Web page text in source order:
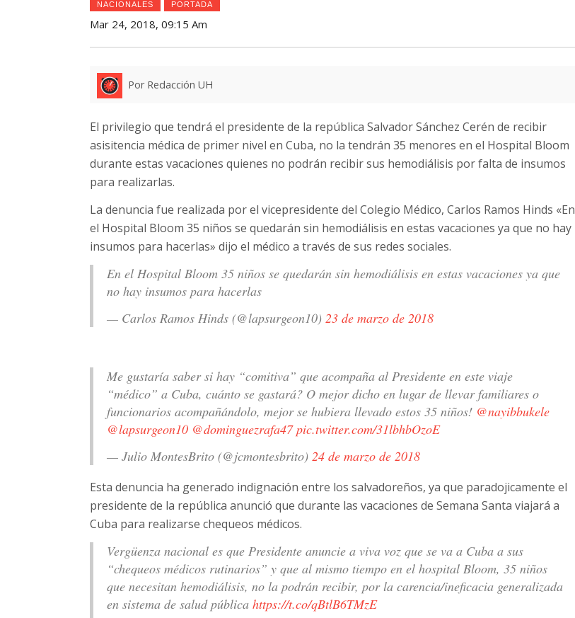
NACIONALES PORTADA
Mar 24, 2018, 09:15 Am
Por Redacción UH
El privilegio que tendrá el presidente de la república Salvador Sánchez Cerén de recibir
asisitencia médica de primer nivel en Cuba, no la tendrán 35 menores en el Hospital Bloom
durante estas vacaciones quienes no podrán recibir sus hemodiálisis por falta de insumos
para realizarlas.
La denuncia fue realizada por el vicepresidente del Colegio Médico, Carlos Ramos Hinds «En
el Hospital Bloom 35 niños se quedarán sin hemodiálisis en estas vacaciones ya que no hay
insumos para hacerlas» dijo el médico a través de sus redes sociales.
En el Hospital Bloom 35 niños se quedarán sin hemodiálisis en estas vacaciones ya que
no hay insumos para hacerlas
— Carlos Ramos Hinds (@lapsurgeon10) 23 de marzo de 2018
Me gustaría saber si hay “comitiva” que acompaña al Presidente en este viaje
“médico” a Cuba, cuánto se gastará? O mejor dicho en lugar de llevar familiares o
funcionarios acompañándolo, mejor se hubiera llevado estos 35 niños! @nayibbukele
@lapsurgeon10 @dominguezrafa47 pic.twitter.com/31lbhbOzoE
— Julio MontesBrito (@jcmontesbrito) 24 de marzo de 2018
Esta denuncia ha generado indignación entre los salvadoreños, ya que paradojicamente el
presidente de la república anunció que durante las vacaciones de Semana Santa viajará a
Cuba para realizarse chequeos médicos.
Vergüenza nacional es que Presidente anuncie a viva voz que se va a Cuba a sus
“chequeos médicos rutinarios” y que al mismo tiempo en el hospital Bloom, 35 niños
que necesitan hemodiálisis, no la podrán recibir, por la carencia/ineficacia generalizada
en sistema de salud pública https://t.co/qBtlB6TMzE